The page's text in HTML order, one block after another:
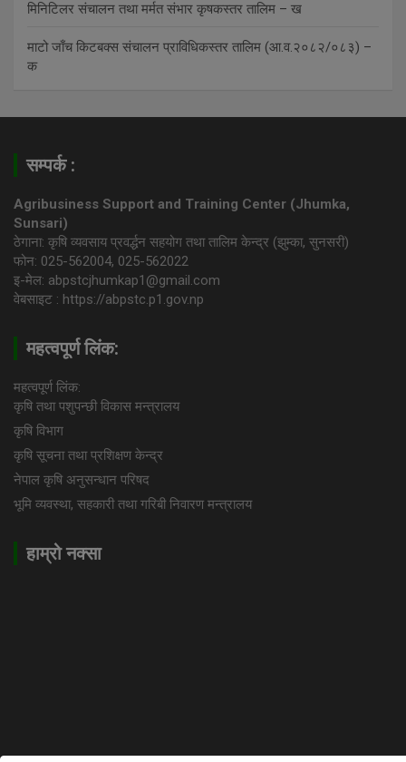
मिनिटिलर संचालन तथा मर्मत संभार कृषकस्तर तालिम – ख
माटो जाँच किटबक्स संचालन प्राविधिकस्तर तालिम (आ.व.२०८२/०८३) –
क
सम्पर्क :
Agribusiness Support and Training Center (Jhumka,
Sunsari)
ठेगाना: कृषि व्यवसाय प्रवर्द्धन सहयोग तथा तालिम केन्द्र (झुम्का, सुनसरी)
फोन: 025-562004, 025-562022
इ-मेल: abpstcjhumkap1@gmail.com
वेबसाइट : https://abpstc.p1.gov.np
महत्वपूर्ण लिंक:
महत्वपूर्ण लिंक:
कृषि तथा पशुपन्छी विकास मन्त्रालय
कृषि विभाग
कृषि सूचना तथा प्रशिक्षण केन्द्र
नेपाल कृषि अनुसन्धान परिषद
भूमि व्यवस्था, सहकारी तथा गरिबी निवारण मन्त्रालय
हाम्रो नक्सा